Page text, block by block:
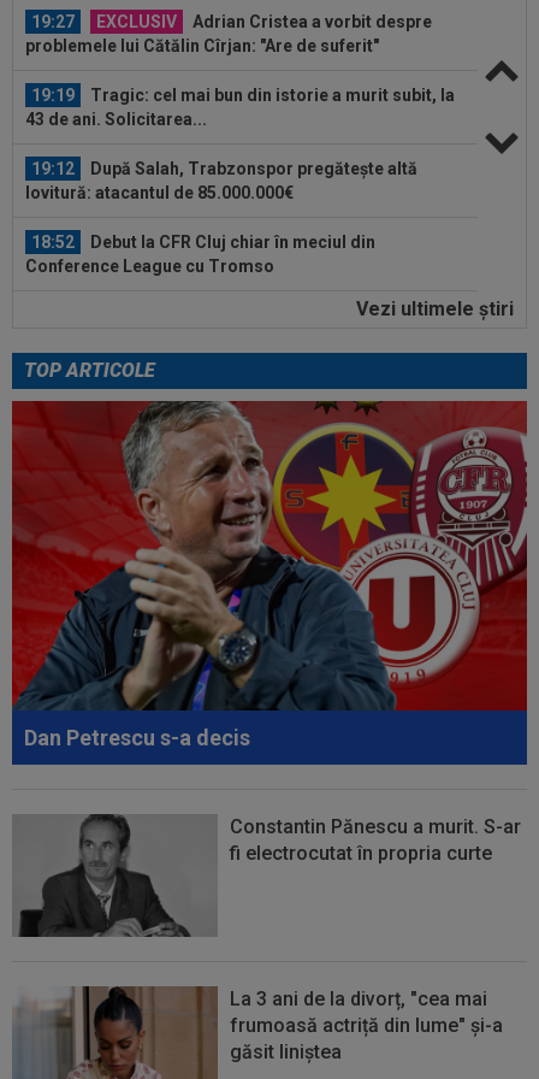
19:27 EXCLUSIV
Adrian Cristea a vorbit despre
problemele lui Cătălin Cîrjan: "Are de suferit"
19:19
Tragic: cel mai bun din istorie a murit subit, la
43 de ani. Solicitarea...
19:12
După Salah, Trabzonspor pregătește altă
lovitură: atacantul de 85.000.000€
18:52
Debut la CFR Cluj chiar în meciul din
Conference League cu Tromso
Gigi Becali nu mai stă la discuții
20:00
Pițurcă a răbufnit după ce FCSB a anunțat că l-
a transferat pe ”cel mai bun...
LIVE VIDEO&TEXT
CFR Cluj - Tromso 0-3,
DGS 2 | Dahlqvist a majorat diferența! Dezastru în Gruia
19:55
Momente de panică la KuPS -
Univeristatea Craiova! Ambulanța a intrat pe teren...
19:27 EXCLUSIV
Adrian Cristea a vorbit despre
problemele lui Cătălin Cîrjan: "Are de suferit"
19:19
Tragic: cel mai bun din istorie a murit subit, la
43 de ani. Solicitarea...
Vezi ultimele ştiri
TOP ARTICOLE
Dan Petrescu s-a decis
Constantin Pănescu a murit. S-ar
fi electrocutat în propria curte
La 3 ani de la divorț, "cea mai
frumoasă actriță din lume" și-a
găsit liniștea